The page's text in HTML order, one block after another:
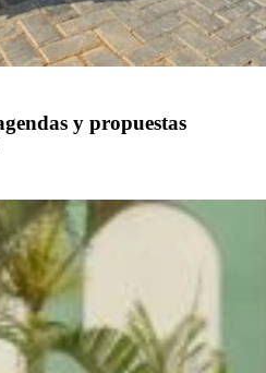
y propuestas